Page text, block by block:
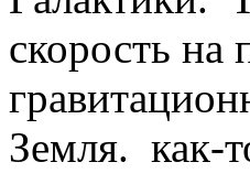
скорость на
Земля. как-